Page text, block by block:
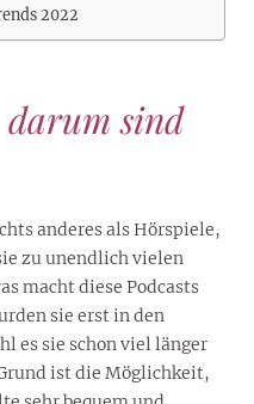
2022
darum sind
anderes als Hörspiele,
zu unendlich vielen
macht diese Podcasts
sie erst in den
es sie schon viel länger
ist die Möglichkeit,